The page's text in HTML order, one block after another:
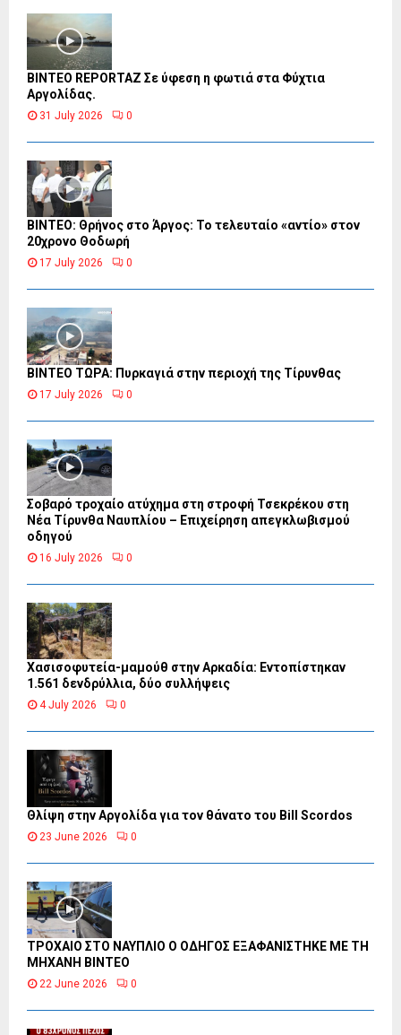
BINTEO REPORTAZ Σε ύφεση η φωτιά στα Φύχτια
Αργολίδας.
31 July 2026 0
ΒΙΝΤΕΟ: Θρήνος στο Άργος: Το τελευταίο «αντίο» στον
20χρονο Θοδωρή
17 July 2026 0
ΒΙΝΤΕΟ ΤΩΡΑ: Πυρκαγιά στην περιοχή της Τίρυνθας
17 July 2026 0
Σοβαρό τροχαίο ατύχημα στη στροφή Τσεκρέκου στη
Νέα Τίρυνθα Ναυπλίου – Επιχείρηση απεγκλωβισμού
οδηγού
16 July 2026 0
Χασισοφυτεία-μαμούθ στην Αρκαδία: Εντοπίστηκαν
1.561 δενδρύλλια, δύο συλλήψεις
4 July 2026 0
Θλίψη στην Αργολίδα για τον θάνατο του Bill Scordos
23 June 2026 0
ΤΡΟΧΑΙΟ ΣΤΟ ΝΑΥΠΛΙΟ Ο ΟΔΗΓΟΣ ΕΞΑΦΑΝΙΣΤΗΚΕ ΜΕ ΤΗ
ΜΗΧΑΝΗ ΒΙΝΤΕΟ
22 June 2026 0